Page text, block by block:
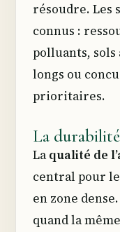
résoudre. Les
connus :
polluants,
longs ou
prioritaires.
La
Laqualité de
central pour
en zone
quand la